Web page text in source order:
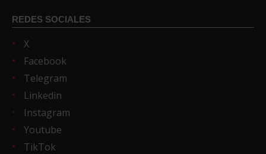
REDES SOCIALES
X
Facebook
Telegram
Linkedin
Instagram
Youtube
TikTok